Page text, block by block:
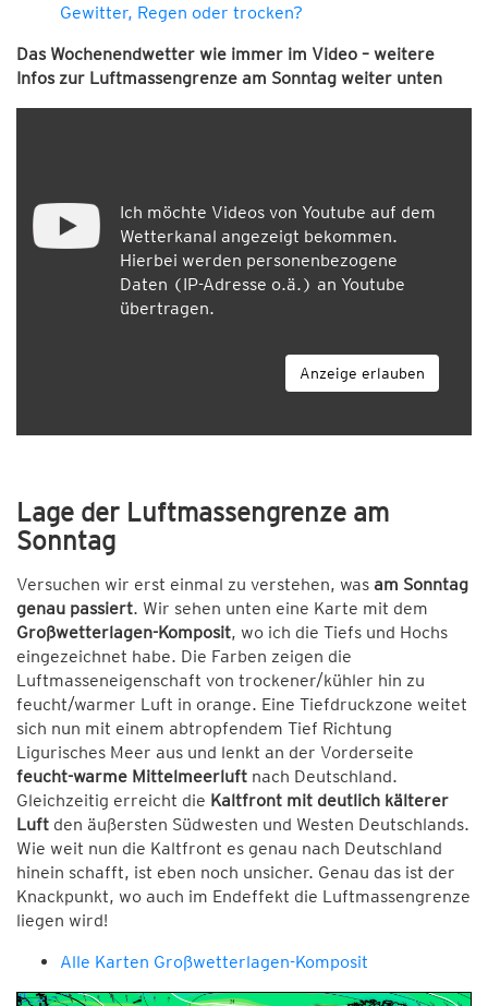
Gewitter, Regen oder trocken?
Das Wochenendwetter wie immer im Video – weitere
Infos zur Luftmassengrenze am Sonntag weiter unten
Ich möchte Videos von Youtube auf dem
Wetterkanal angezeigt bekommen.
Hierbei werden personenbezogene
Daten (IP-Adresse o.ä.) an Youtube
übertragen.
Anzeige erlauben
Lage der Luftmassengrenze am
Sonntag
Versuchen wir erst einmal zu verstehen, was am Sonntag
genau passiert. Wir sehen unten eine Karte mit dem
Großwetterlagen-Komposit, wo ich die Tiefs und Hochs
eingezeichnet habe. Die Farben zeigen die
Luftmasseneigenschaft von trockener/kühler hin zu
feucht/warmer Luft in orange. Eine Tiefdruckzone weitet
sich nun mit einem abtropfendem Tief Richtung
Ligurisches Meer aus und lenkt an der Vorderseite
feucht-warme Mittelmeerluft nach Deutschland.
Gleichzeitig erreicht die Kaltfront mit deutlich kälterer
Luft den äußersten Südwesten und Westen Deutschlands.
Wie weit nun die Kaltfront es genau nach Deutschland
hinein schafft, ist eben noch unsicher. Genau das ist der
Knackpunkt, wo auch im Endeffekt die Luftmassengrenze
liegen wird!
Alle Karten Großwetterlagen-Komposit